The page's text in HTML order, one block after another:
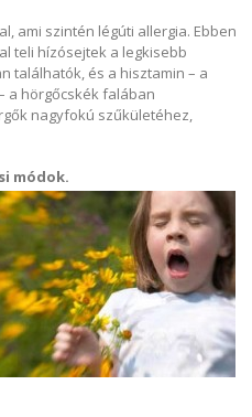
ami szintén légúti allergia. Ebben
teli hízósejtek a legkisebb
találhatók, és a hisztamin – a
a hörgőcskék falában
nagyfokú szűkületéhez,
módok.